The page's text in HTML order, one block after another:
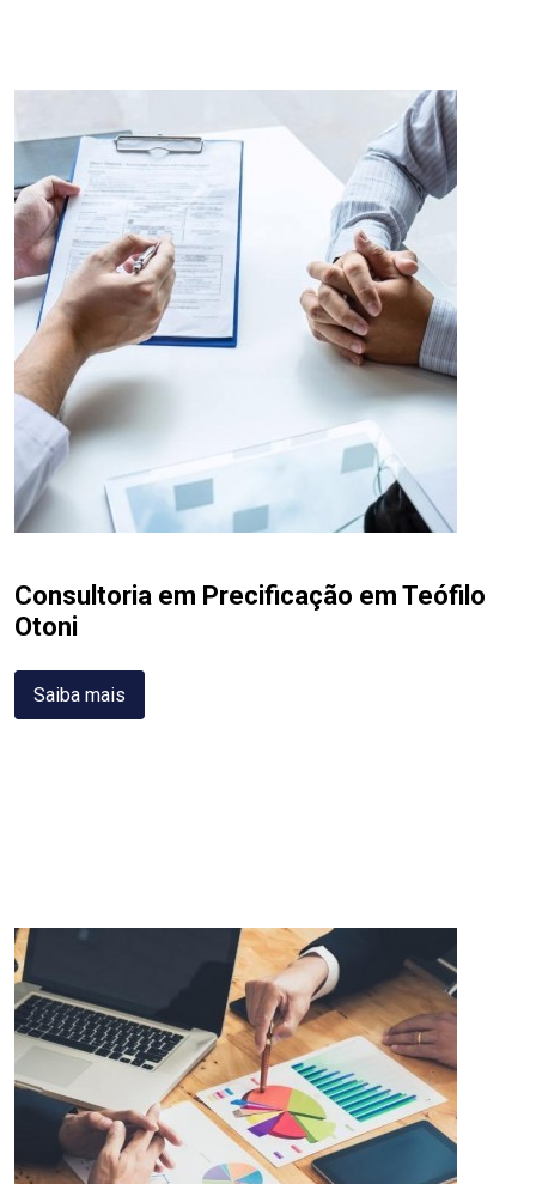
Consultoria em Precificação em Teófilo
Otoni
Saiba mais